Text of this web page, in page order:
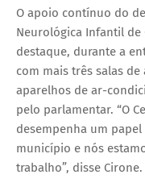
O apoio contínuo do
Neurológica Infantil de
destaque, durante a
com mais três salas
aparelhos de ar-
pelo parlamentar. “O
desempenha um
município e nós
trabalho”, disse Cirone.